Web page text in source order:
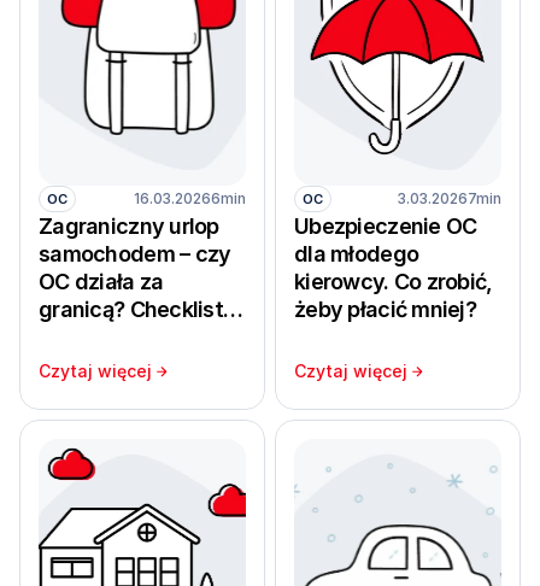
OC 16.03.20266min
Zagraniczny urlop
samochodem – czy
OC działa za
granicą? Checklista
letnim wyjazdem
Czytaj więcej
OC 3.03.20267min
Ubezpieczenie OC
dla młodego
kierowcy. Co zrobić,
żeby płacić mniej?
Czytaj więcej